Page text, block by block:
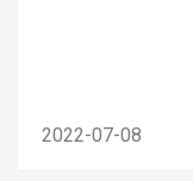
2022-07-08